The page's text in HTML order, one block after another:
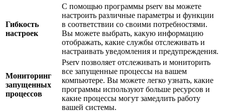
Гибкость
настроек
С помощью программы pserv вы можете
настроить различные параметры и функции
в соответствии со своими потребностями.
Вы можете выбрать, какую информацию
отображать, какие службы отслеживать и
настраивать уведомления и предупреждения.
Мониторинг
запущенных
процессов
Pserv позволяет отслеживать и мониторить
все запущенные процессы на вашем
компьютере. Вы можете легко узнать, какие
программы используют больше ресурсов и
какие процессы могут замедлить работу
вашей системы.